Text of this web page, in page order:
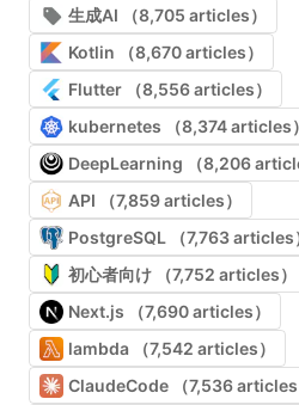
生成AI （8,705 articles）
Kotlin （8,670 articles）
Flutter （8,556 articles）
kubernetes （8,374 articles）
DeepLearning （8,206
API （7,859 articles）
PostgreSQL （7,763 articles
初心者向け （7,752 articles）
Next.js （7,690 articles）
lambda （7,542 articles）
ClaudeCode （7,536 articles